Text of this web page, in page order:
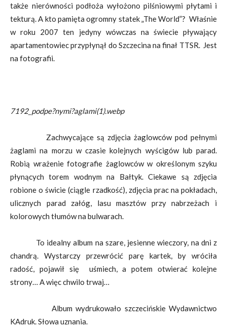
także nierówności podłoża wyłożono pilśniowymi płytami i
tekturą. A kto pamięta ogromny statek „The World”? Właśnie
w roku 2007 ten jedyny wówczas na świecie pływający
apartamentowiec przypłynął do Szczecina na finał TTSR. Jest
na fotografii.
7192_podpe?nymi?aglami(1).webp
Zachwycające są zdjęcia żaglowców pod pełnymi
żaglami na morzu w czasie kolejnych wyścigów lub parad.
Robią wrażenie fotografie żaglowców w określonym szyku
płynących torem wodnym na Bałtyk. Ciekawe są zdjęcia
robione o świcie (ciągle rzadkość), zdjęcia prac na pokładach,
ulicznych parad załóg, lasu masztów przy nabrzeżach i
kolorowych tłumów na bulwarach.
To idealny album na szare, jesienne wieczory, na dni z
chandrą. Wystarczy przewrócić parę kartek, by wróciła
radość, pojawił się uśmiech, a potem otwierać kolejne
strony… A więc chwilo trwaj…
Album wydrukowało szczecińskie Wydawnictwo
KAdruk. Słowa uznania.